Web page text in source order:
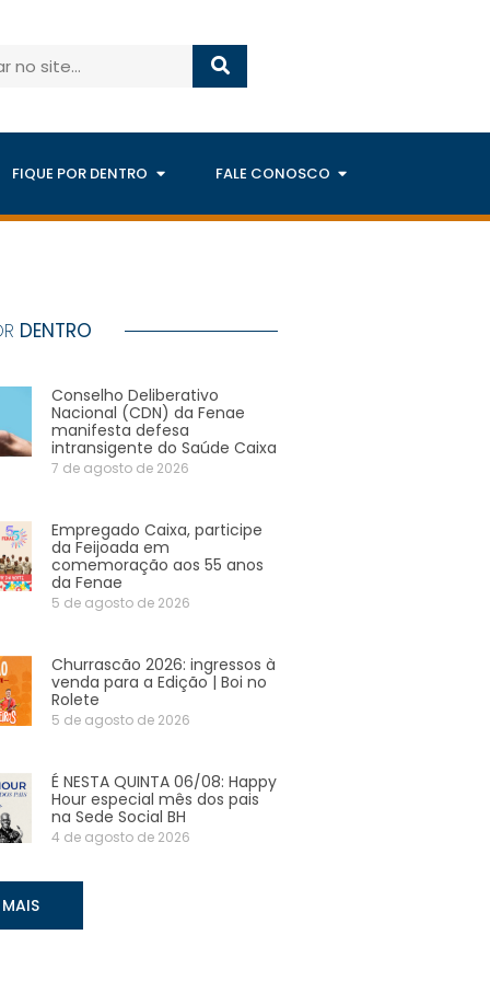
FIQUE POR DENTRO FALE CONOSCO
DENTRO
Conselho Deliberativo
Nacional (CDN) da Fenae
manifesta defesa
intransigente do Saúde Caixa
7 de agosto de 2026
Empregado Caixa, participe
da Feijoada em
comemoração aos 55 anos
da Fenae
5 de agosto de 2026
Churrascão 2026: ingressos à
venda para a Edição | Boi no
Rolete
5 de agosto de 2026
É NESTA QUINTA 06/08: Happy
Hour especial mês dos pais
na Sede Social BH
4 de agosto de 2026